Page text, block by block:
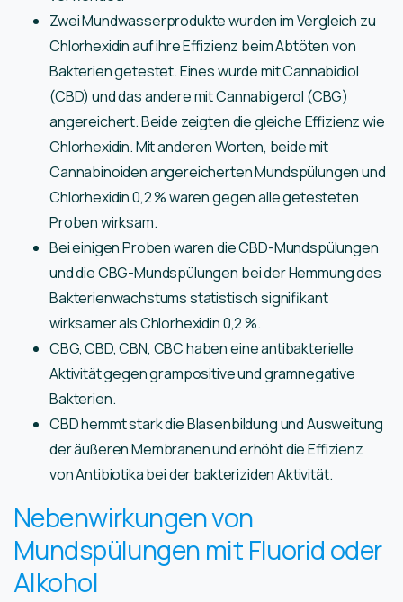
Zwei Mundwasserprodukte wurden im Vergleich zu
Chlorhexidin auf ihre Effizienz beim Abtöten von
Bakterien getestet. Eines wurde mit Cannabidiol
(CBD) und das andere mit Cannabigerol (CBG)
angereichert. Beide zeigten die gleiche Effizienz wie
Chlorhexidin. Mit anderen Worten, beide mit
Cannabinoiden angereicherten Mundspülungen und
Chlorhexidin 0,2 % waren gegen alle getesteten
Proben wirksam.
Bei einigen Proben waren die CBD-Mundspülungen
und die CBG-Mundspülungen bei der Hemmung des
Bakterienwachstums statistisch signifikant
wirksamer als Chlorhexidin 0,2 %.
CBG, CBD, CBN, CBC haben eine antibakterielle
Aktivität gegen grampositive und gramnegative
Bakterien.
CBD hemmt stark die Blasenbildung und Ausweitung
der äußeren Membranen und erhöht die Effizienz
von Antibiotika bei der bakteriziden Aktivität.
Nebenwirkungen von
Mundspülungen mit Fluorid oder
Alkohol